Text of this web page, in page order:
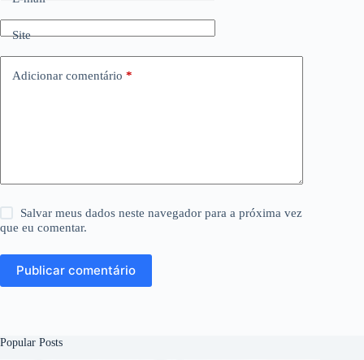
Site
Adicionar comentário *
Salvar meus dados neste navegador para a próxima vez
que eu comentar.
Publicar comentário
Popular Posts